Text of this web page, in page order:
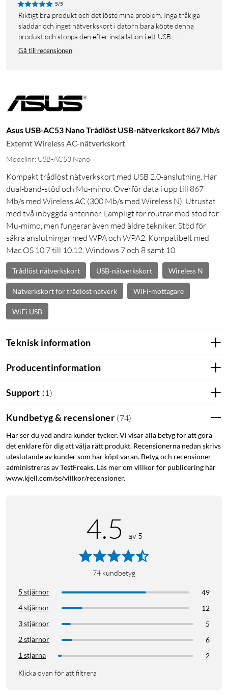
5/5
Riktigt bra produkt och det löste mina problem. Inga tråkiga
sladdar och inget nätverkskort i datorn bara köpte denna
produkt och stoppa den efter installation i ett USB ...
Gå till recensionen
Asus USB-AC53 Nano Trådlöst USB-nätverkskort 867 Mb/s
Externt Wireless AC-nätverkskort
Modellnr: USB-AC53 Nano
Kompakt trådlöst nätverkskort med USB 2.0-anslutning. Har
dual-band-stöd och Mu-mimo. Överför data i upp till 867
Mb/s med Wireless AC (300 Mb/s med Wireless N). Utrustat
med två inbyggda antenner. Lämpligt för routrar med stöd för
Mu-mimo, men fungerar även med äldre tekniker. Stöd för
säkra anslutningar med WPA och WPA2. Kompatibelt med
Mac OS 10.7 till 10.12, Windows 7 och 8 samt 10.
Trådlöst nätverkskort USB-nätverkskort Wireless N
Nätverkskort för trådlöst nätverk WiFi-mottagare
WiFi USB
Teknisk information
Producentinformation
Support (1 )
Kundbetyg & recensioner (74)
Här ser du vad andra kunder tycker. Vi visar alla betyg för att göra
det enklare för dig att välja rätt produkt. Recensionerna nedan skrivs
uteslutande av kunder som har köpt varan. Betyg och recensioner
administreras av TestFreaks. Läs mer om villkor för publicering här
www.kjell.com/se/villkor/recensioner.
4.5 av 5
74 kundbetyg
5 stjärnor
49
4 stjärnor
12
3 stjärnor
5
2 stjärnor
6
1 stjärna
2
Klicka ovan för att filtrera